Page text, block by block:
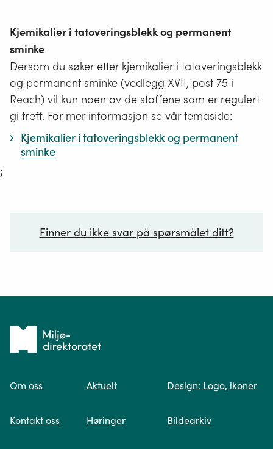
Kjemikalier i tatoveringsblekk og permanent
sminke
Dersom du søker etter kjemikalier i tatoveringsblekk
og permanent sminke (vedlegg XVII, post 75 i
Reach) vil kun noen av de stoffene som er regulert
gi treff. For mer informasjon se vår temaside:
Kjemikalier i tatoveringsblekk og permanent
sminke
;
Finner du ikke svar på spørsmålet ditt?
Spør oss
Tilbake
forsiden
Om oss
Kontakt oss
Aktuelt
Høringer
Design: Logo, ikoner
Bildearkiv